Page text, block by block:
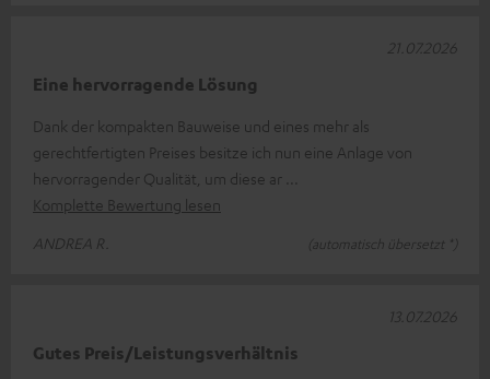
Eine hervorragende Lösung
Dank der kompakten Bauweise und eines mehr als
gerechtfertigten Preises besitze ich nun eine Anlage von
hervorragender Qualität, um diese ar
Komplette Bewertung lesen
ANDREA R.
(automatisch übersetzt *)
21.07.2026
Gutes Preis/Leistungsverhältnis
13.07.2026